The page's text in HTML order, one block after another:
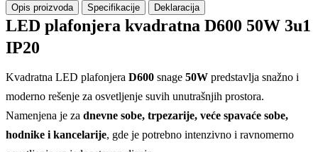
Opis proizvoda Specifikacije Deklaracija
LED plafonjera kvadratna D600 50W 3u1
IP20
Kvadratna LED plafonjera D600 snage 50W predstavlja snažno i
moderno rešenje za osvetljenje suvih unutrašnjih prostora.
Namenjena je za dnevne sobe, trpezarije, veće spavaće sobe,
hodnike i kancelarije, gde je potrebno intenzivno i ravnomerno